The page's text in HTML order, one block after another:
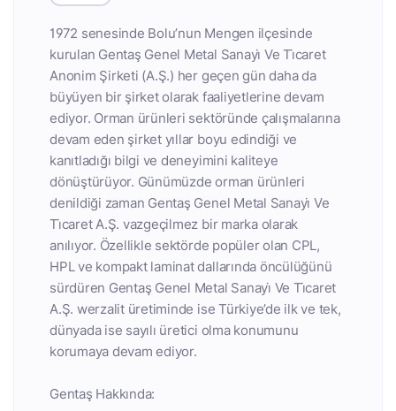
1972 senesinde Bolu’nun Mengen ilçesinde
kurulan Gentaş Genel Metal Sanayi̇ Ve Ti̇caret
Anonim Şirketi (A.Ş.) her geçen gün daha da
büyüyen bir şirket olarak faaliyetlerine devam
ediyor. Orman ürünleri sektöründe çalışmalarına
devam eden şirket yıllar boyu edindiği ve
kanıtladığı bilgi ve deneyimini kaliteye
dönüştürüyor. Günümüzde orman ürünleri
denildiği zaman Gentaş Genel Metal Sanayi̇ Ve
Ti̇caret A.Ş. vazgeçilmez bir marka olarak
anılıyor. Özellikle sektörde popüler olan CPL,
HPL ve kompakt laminat dallarında öncülüğünü
sürdüren Gentaş Genel Metal Sanayi̇ Ve Ti̇caret
A.Ş. werzalit üretiminde ise Türkiye’de ilk ve tek,
dünyada ise sayılı üretici olma konumunu
korumaya devam ediyor.
Gentaş Hakkında: